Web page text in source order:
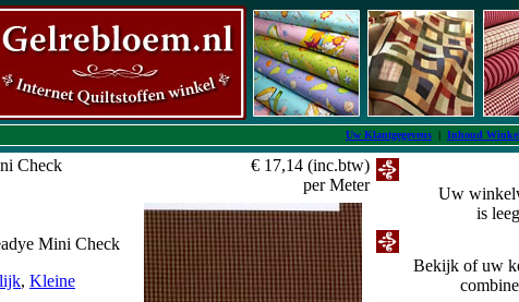
Uw Klantgegevens | Inhoud
Check
€ 17,14 (inc.btw)
per Meter
Mini Check
, Kleine
Uw
is
Bekijk of uw